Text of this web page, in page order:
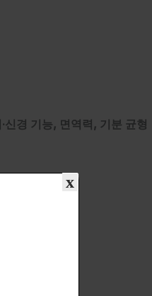
신경 기능, 면역력, 기분 균형
x